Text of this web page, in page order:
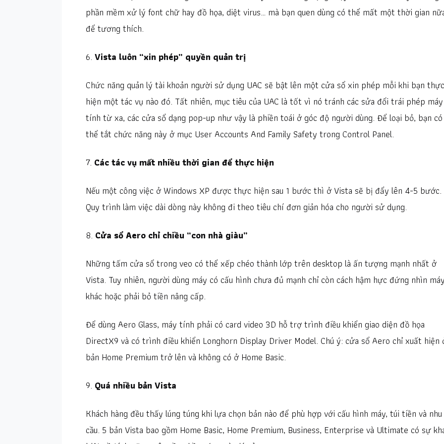
phần mềm xử lý font chữ hay đồ họa, diệt virus… mà bạn quen dùng có thể mất một thời gian
để tương thích.
6. Vista luôn “xin phép” quyền quản trị
Chức năng quản lý tài khoản người sử dụng UAC sẽ bật lên một cửa sổ xin phép mỗi khi bạn thực
hiện một tác vụ nào đó. Tất nhiên, mục tiêu của UAC là tốt vì nó tránh các sửa đổi trái phép máy
tính từ xa, các cửa sổ dạng pop-up như vậy là phiền toái ở góc độ người dùng. Để loại bỏ, bạn có
thể tắt chức năng này ở mục User Accounts And Family Safety trong Control Panel.
7. Các tác vụ mất nhiều thời gian để thực hiện
Nếu một công việc ở Windows XP được thực hiện sau 1 bước thì ở Vista sẽ bị đẩy lên 4-5 bước.
Quy trình làm việc dài dòng này không đi theo tiêu chí đơn giản hóa cho người sử dụng.
8. Cửa sổ Aero chỉ chiều “con nhà giàu”
Những tấm cửa sổ trong veo có thể xếp chéo thành lớp trên desktop là ấn tượng mạnh nhất ở
Vista. Tuy nhiên, người dùng máy có cấu hình chưa đủ mạnh chỉ còn cách hậm hực đứng nhìn
khác hoặc phải bỏ tiền nâng cấp.
Để dùng Aero Glass, máy tính phải có card video 3D hỗ trợ trình điều khiển giao diện đồ họa
DirectX9 và có trình điều khiển Longhorn Display Driver Model. Chú ý: cửa sổ Aero chỉ xuất hiện
bản Home Premium trở lên và không có ở Home Basic.
9. Quá nhiều bản Vista
Khách hàng đều thấy lúng túng khi lựa chọn bản nào để phù hợp với cấu hình máy, túi tiền và nhu
cầu. 5 bản Vista bao gồm Home Basic, Home Premium, Business, Enterprise và Ultimate có sự